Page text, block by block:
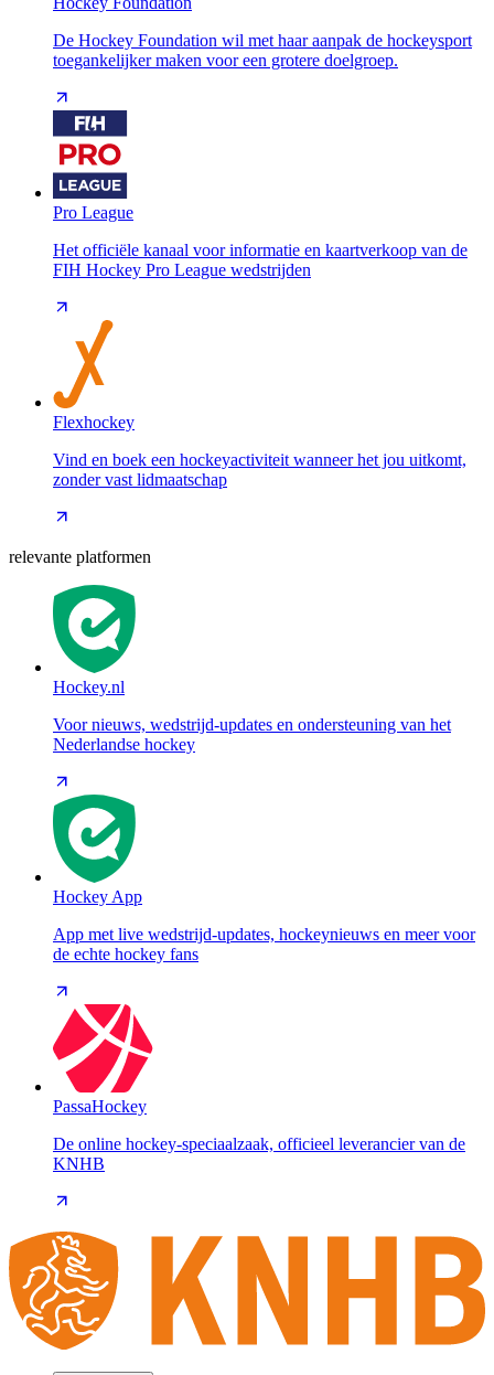
De Hockey Foundation wil met haar aanpak de hockeysport
toegankelijker maken voor een grotere doelgroep.
Pro League
Het officiële kanaal voor informatie en kaartverkoop van de
FIH Hockey Pro League wedstrijden
Flexhockey
Vind en boek een hockeyactiviteit wanneer het jou uitkomt,
zonder vast lidmaatschap
relevante platformen
Hockey.nl
Voor nieuws, wedstrijd-updates en ondersteuning van het
Nederlandse hockey
Hockey App
App met live wedstrijd-updates, hockeynieuws en meer voor
de echte hockey fans
PassaHockey
De online hockey-speciaalzaak, officieel leverancier van de
KNHB